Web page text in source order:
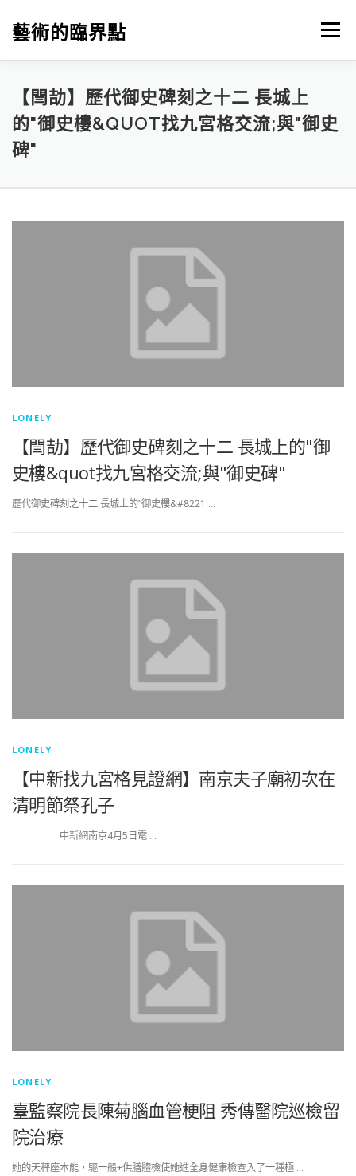
藝術的臨界點 選單
【閆劼】歷代御史碑刻之十二 長城上
的"御史樓&QUOT找九宮格交流;與"御史
碑"
LONELY
【閆劼】歷代御史碑刻之十二 長城上的"御
史樓&quot找九宮格交流;與"御史碑"
歷代御史碑刻之十二 長城上的”御史樓&#8221 …
LONELY
【中新找九宮格見證網】南京夫子廟初次在
清明節祭孔子
中新網南京4月5日電 …
LONELY
臺監察院長陳菊腦血管梗阻 秀傳醫院巡檢留
院治療
她的天秤座本能，驅一般+供膳體檢使她進全身健康檢查入了一種極 …